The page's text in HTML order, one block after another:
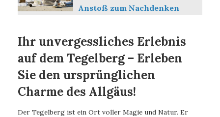
Anstoß zum Nachdenken
Ihr unvergessliches Erlebnis
auf dem Tegelberg – Erleben
Sie den ursprünglichen
Charme des Allgäus!
Der Tegelberg ist ein Ort voller Magie und Natur. Er